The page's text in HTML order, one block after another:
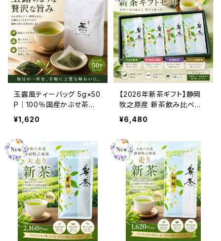
玉露風ティーバッグ 5g×50
P｜100％国産かぶせ茶使
用｜チャック付きアルミ袋
入り｜毎日楽しめる大容量
¥1,620
【2026年新茶ギフト】静岡
牧之原産 新茶飲み比べセ
ット 4種詰合せ（各100g）｜
大走り・走り・特選・八十八
¥6,480